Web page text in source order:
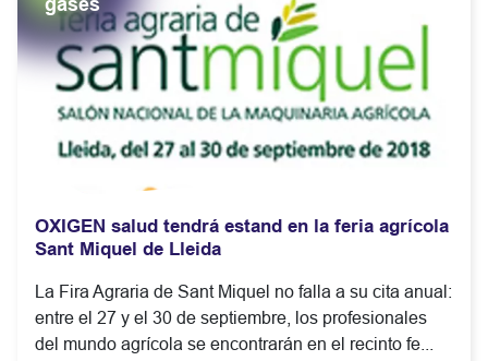
gases
OXIGEN salud tendrá estand en la feria agrícola
Sant Miquel de Lleida
La Fira Agraria de Sant Miquel no falla a su cita anual:
entre el 27 y el 30 de septiembre, los profesionales
del mundo agrícola se encontrarán en el recinto fe...